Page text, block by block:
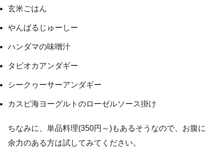
玄米ごはん
やんばるじゅーしー
ハンダマの味噌汁
タピオカアンダギー
シークヮーサーアンダギー
カスピ海ヨーグルトのローゼルソース掛け
ちなみに、単品料理(350円～)もあるそうなので、お腹に
余力のある方は試してみてください。